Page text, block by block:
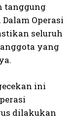
tanggung
Operasi
seluruh
yang
ini
dilakukan